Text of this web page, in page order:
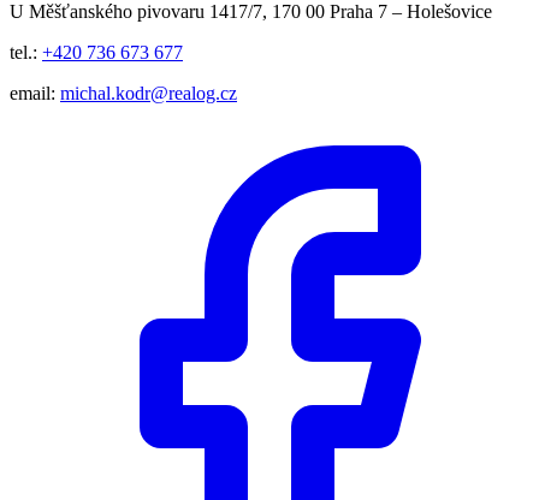
U Měšťanského pivovaru 1417/7, 170 00 Praha 7 – Holešovice
tel.: +420 736 673 677
email: michal.kodr@realog.cz